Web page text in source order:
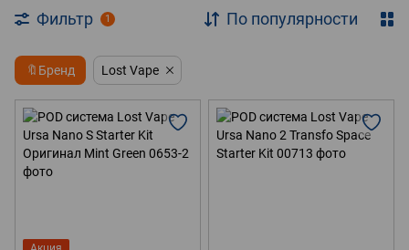
Фильтр 1 По популярности
🔖Бренд Lost Vape